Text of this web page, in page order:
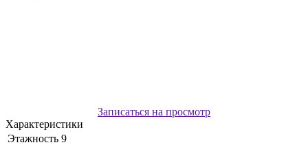
Записаться на просмотр
Характеристики
Этажность 9